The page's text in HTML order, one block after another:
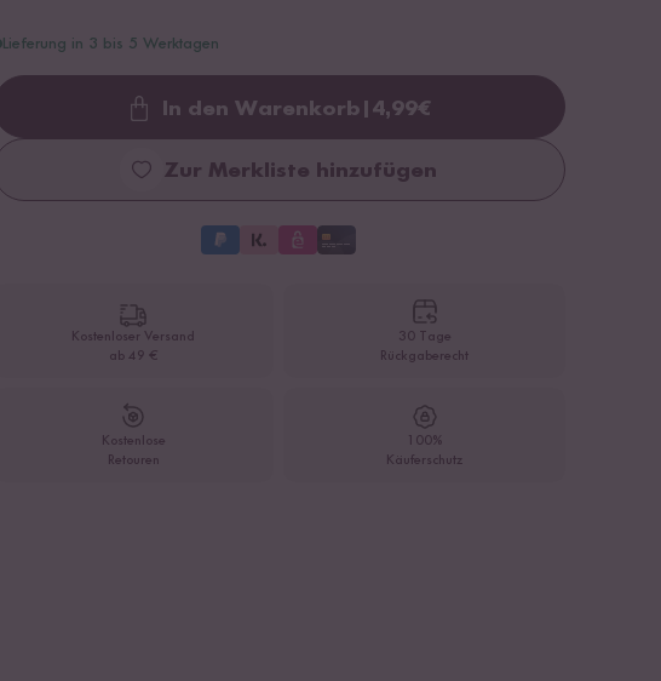
Lieferung in 3 bis 5 Werktagen
Loading...
In den Warenkorb 4,99€
Zur Merkliste hinzufügen
Kostenloser Versand
ab 49 €
30 Tage
Rückgaberecht
Kostenlose
Retouren
100%
Käuferschutz